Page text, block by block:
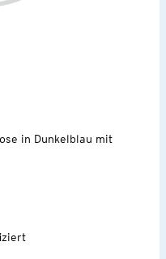
in Dunkelblau mit